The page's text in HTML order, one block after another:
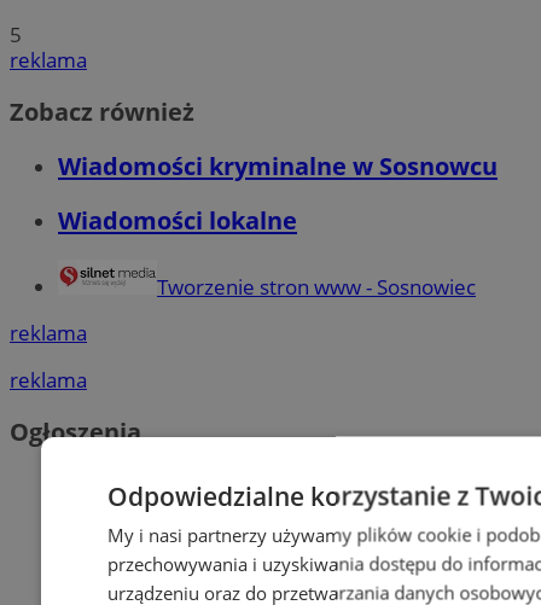
5
reklama
Zobacz również
Wiadomości kryminalne w Sosnowcu
Wiadomości lokalne
Tworzenie stron www - Sosnowiec
reklama
reklama
Ogłoszenia
Odpowiedzialne korzystanie z
My i nasi partnerzy używamy plików cookie i
przechowywania i uzyskiwania dostępu do
urządzeniu oraz do przetwarzania danych